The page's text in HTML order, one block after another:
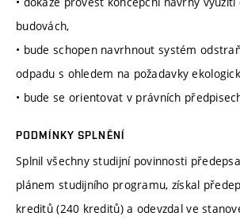
budovách,
• bude schopen navrhnout systém
odpadu s ohledem na požadavky
• bude se orientovat v právních
PODMÍNKY SPLNĚNÍ
Splnil všechny studijní povinnosti
plánem studijního programu, získal
kreditů (240 kreditů) a odevzdal ve